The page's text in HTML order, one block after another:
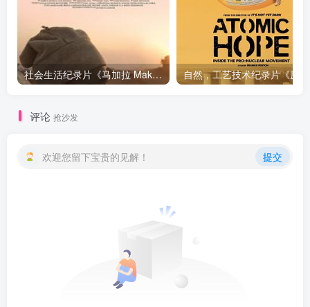
社会生活纪录片《马加拉 Makala》下载
评论 抢沙发
欢迎您留下宝贵的见解！ 提交